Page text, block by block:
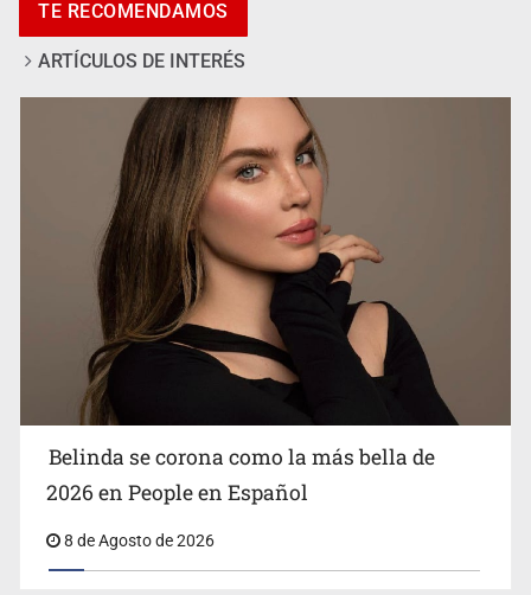
vecinos en Mirador de San Isidro
Ciclosporiasis no representa un riesgo epidemiológico
masivo
TE RECOMENDAMOS
ARTÍCULOS DE INTERÉS
Belinda se corona como la más bella de
2026 en People en Español
8 de Agosto de 2026